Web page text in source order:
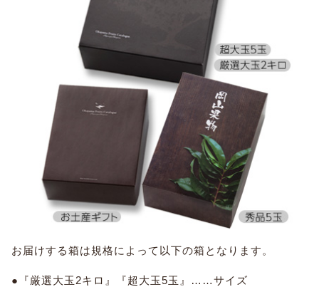
お届けする箱は規格によって以下の箱となります。
●『厳選大玉2キロ』『超大玉5玉』……サイズ